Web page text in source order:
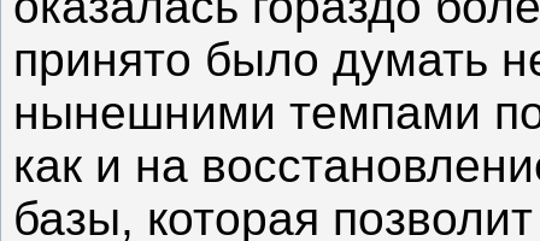
принято было думать
нынешними темпами
как и на
базы, которая